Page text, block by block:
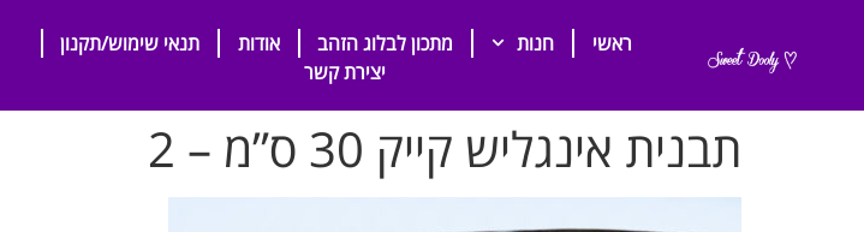
ראשי חנות מתכון לבלוג הזהב אודות
תנאי שימוש/תקנון
יצירת קשר
תבנית אינגליש קייק 30 ס”מ – 2